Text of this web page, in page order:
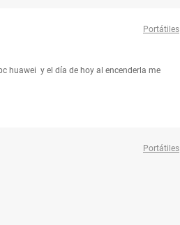
Portátiles
huawei y el día de hoy al encenderla me
Portátiles